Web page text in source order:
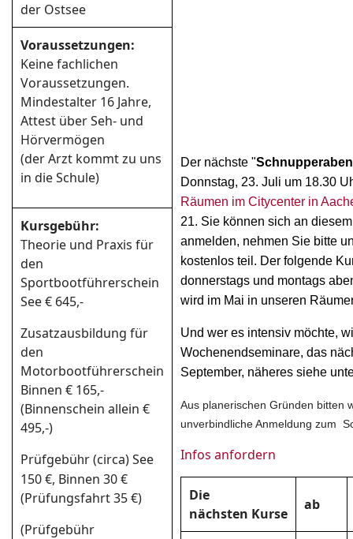
der Ostsee
Der nächste "
Donnstag, 23. Juli um 18.30
Räumen im Citycenter in
21. Sie können sich an
anmelden, nehmen Sie bitte
kostenlos teil. Der folgende
donnerstags und montags
wird im Mai in unseren
Und wer es intensiv möchte,
Wochenendseminare, das
September, näheres siehe
Aus planerischen Gründen bitten
unverbindliche Anmeldung zum
Infos anfordern
Die
nächsten Kurse
ab
Voraussetzungen:
Keine fachlichen
Voraussetzungen.
Mindestalter 16 Jahre,
Attest über Seh- und
Hörvermögen
(der Arzt kommt zu uns
in die Schule)
Kursgebühr:
Theorie und Praxis für
den
Sportbootführerschein
See € 645,-
Zusatzausbildung für
den
Motorbootführerschein
Binnen € 165,-
(Binnenschein allein €
495,-)
Prüfgebühr (circa) See
150 €, Binnen 30 €
(Prüfungsfahrt 35 €)
(Prüfgebühr